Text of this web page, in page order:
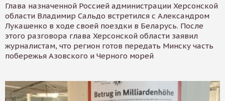
Глава назначенной Россией администрации Херсонской
области Владимир Сальдо встретился с Александром
Лукашенко в ходе своей поездки в Беларусь. После
этого разговора глава Херсонской области заявил
журналистам, что регион готов передать Минску часть
побережья Азовского и Черного морей